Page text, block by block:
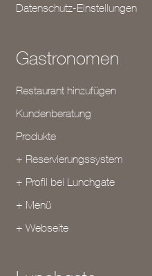
Datenschutz-Einstellungen
Gastronomen
Restaurant hinzufügen
Kundenberatung
Produkte
+ Reservierungssystem
+ Profil bei Lunchgate
+ Menü
+ Webseite